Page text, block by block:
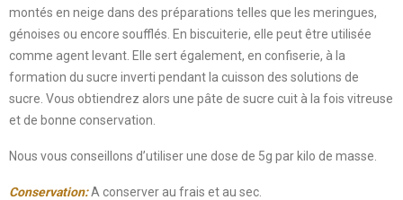
montés en neige dans des préparations telles que les meringues,
génoises ou encore soufflés. En biscuiterie, elle peut être utilisée
comme agent levant. Elle sert également, en confiserie, à la
formation du sucre inverti pendant la cuisson des solutions de
sucre. Vous obtiendrez alors une pâte de sucre cuit à la fois vitreuse
et de bonne conservation.
Nous vous conseillons d’utiliser une dose de 5g par kilo de masse.
Conservation:A conserver au frais et au sec.